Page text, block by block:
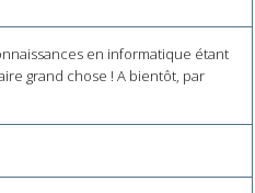
en informatique étant
grand chose ! A bientôt, par